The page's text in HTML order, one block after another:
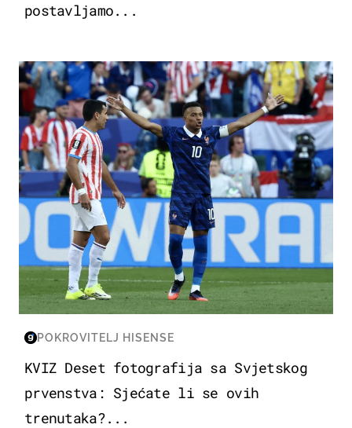
postavljamo...
SVJETSKO PRVENSTVO 2026
POKROVITELJ HISENSE
KVIZ Deset fotografija sa Svjetskog
prvenstva: Sjećate li se ovih
trenutaka?...